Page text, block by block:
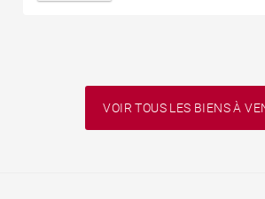
VOIR TOUS LES BIENS À